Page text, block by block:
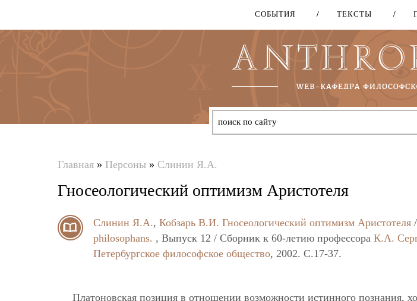
Перейти
основному
содержанию
СОБЫТИЯ ТЕКСТЫ
здесь
Главная » Персоны » Слинин Я.А.
Гносеологический оптимизм Аристотеля
Слинин Я.А., Кобзарь В.И. Гносеологический оптимизм Аристотеля
philosophans. , Выпуск 12 / Сборник к 60-летию профессора К.А.
Петербургское философское общество, 2002. C.17-37.
Платоновская позиция в отношении возможности истинного познания,